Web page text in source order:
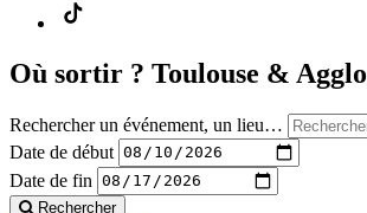
Où sortir ? Toulouse & Agglo
Rechercher un événement, un lieu…
Date de début
Date de fin
Rechercher